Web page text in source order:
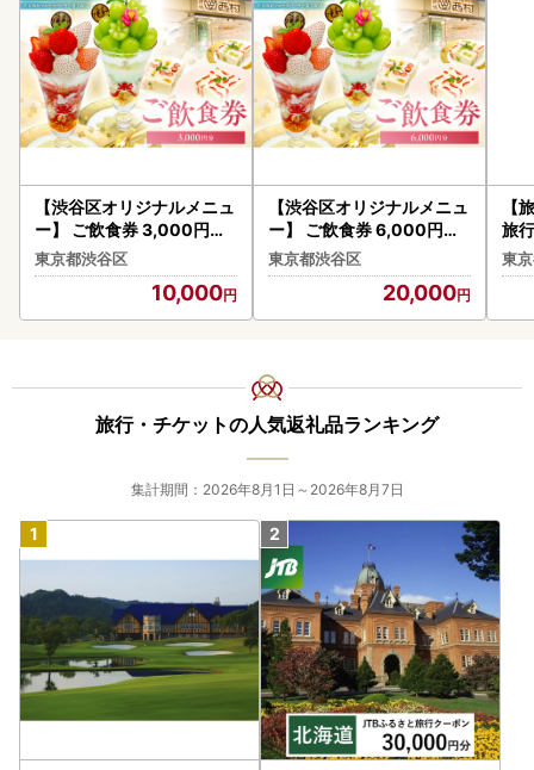
【渋谷区オリジナルメニュ
ー】 ご飲食券 3,000円分[
渋谷西村フルーツパーラー
道玄坂店] 【036006】
東京都渋谷区
10,000
【渋谷区オリジナルメニュ
ー】 ご飲食券 6,000円分[
渋谷西村フルーツパーラー
道玄坂店] 【036007】
東京都渋谷区
20,000
【
旅
な
東
旅行・チケットの人気返礼品ランキング
集計期間：2026年8月1日～2026年8月7日